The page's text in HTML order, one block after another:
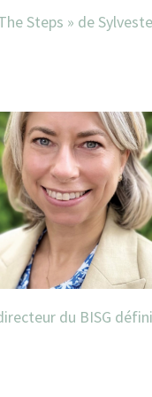
Steps » de
du BISG